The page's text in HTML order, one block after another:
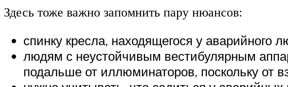
Здесь тоже важно запомнить пару нюансов:
спинку кресла, находящегося у аварийного
людям с неустойчивым вестибулярным
подальше от иллюминаторов, поскольку от